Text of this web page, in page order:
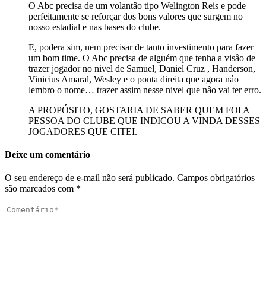
O Abc precisa de um volantâo tipo Welington Reis e pode
perfeitamente se reforçar dos bons valores que surgem no
nosso estadial e nas bases do clube.
E, podera sim, nem precisar de tanto investimento para fazer
um bom time. O Abc precisa de alguém que tenha a visâo de
trazer jogador no nivel de Samuel, Daniel Cruz , Handerson,
Vinicius Amaral, Wesley e o ponta direita que agora náo
lembro o nome… trazer assim nesse nivel que nâo vai ter erro.
A PROPÓSITO, GOSTARIA DE SABER QUEM FOI A
PESSOA DO CLUBE QUE INDICOU A VINDA DESSES
JOGADORES QUE CITEI.
Deixe um comentário
O seu endereço de e-mail não será publicado. Campos obrigatórios
são marcados com *